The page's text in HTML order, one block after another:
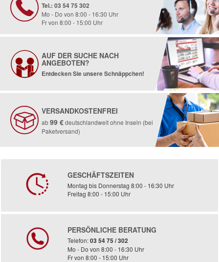
Tel.: 03 54 75 302
Mo - Do von 8:00 - 16:30 Uhr
Fr von 8:00 - 15:00 Uhr
AUF DER SUCHE NACH
ANGEBOTEN?
Entdecken Sie unsere Schnäppchen!
VERSANDKOSTENFREI
ab99 €deutschlandweit ohne Inseln (bei
Paketversand)
GESCHÄFTSZEITEN
Montag bis Donnerstag 8:00 - 16:30 Uhr
Freitag 8:00 - 15:00 Uhr
PERSÖNLICHE BERATUNG
Telefon:03 54 75 / 302
Mo - Do von 8:00 - 16:30 Uhr
Fr von 8:00 - 15:00 Uhr